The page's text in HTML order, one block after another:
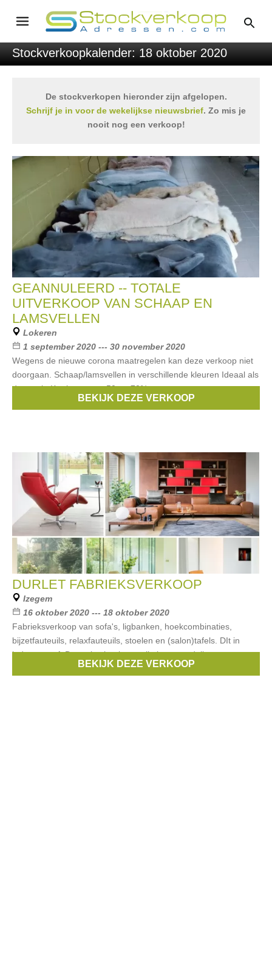
Stockverkoopkalender: 18 oktober 2020
De stockverkopen hieronder zijn afgelopen.
Schrijf je in voor de wekelijkse nieuwsbrief. Zo mis je
nooit nog een verkoop!
GEANNULEERD -- TOTALE
UITVERKOOP VAN SCHAAP EN
LAMSVELLEN
Lokeren
1 september 2020 --- 30 november 2020
Wegens de nieuwe corona maatregelen kan deze verkoop niet
doorgaan. Schaap/lamsvellen in verschillende kleuren Ideaal als
decoratie Kortingen van 50 tot 70%
Dermopelle
BEKIJK DEZE VERKOOP
DURLET FABRIEKSVERKOOP
Izegem
16 oktober 2020 --- 18 oktober 2020
Fabrieksverkoop van sofa's, ligbanken, hoekcombinaties,
bijzetfauteuils, relaxfauteuils, stoelen en (salon)tafels. DIt in
leder en stof. De verkochte items zijn beursmodellen, prototypes
en toonzaalmodellen.BEKIJK DEZE VERKOOP